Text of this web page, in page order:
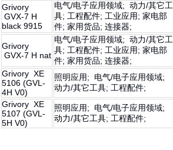
Grivory
GVX-7 H
black 9915
电气/电子应用领域; 动力/其它工
具; 工程配件; 工业应用; 家电部
件; 家用货品; 连接器;
Grivory
GVX-7 H nat
电气/电子应用领域; 动力/其它工
具; 工程配件; 工业应用; 家电部
件; 家用货品; 连接器;
Grivory XE
5106 (GVL-
4H V0)
照明应用; 电气/电子应用领域;
动力/其它工具; 工程配件;
Grivory XE
5107 (GVL-
5H V0)
照明应用; 电气/电子应用领域;
动力/其它工具; 工程配件;